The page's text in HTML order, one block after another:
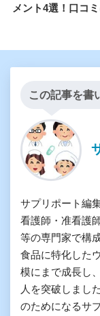
メント4選！口コ
この記事を書
サプリポート編
看護師・准看護
等の専門家で構
食品に特化した
模にまで成長し
人を突破しまし
のためになるサ